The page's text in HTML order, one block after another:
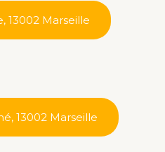
13002 Marseille
13002 Marseille